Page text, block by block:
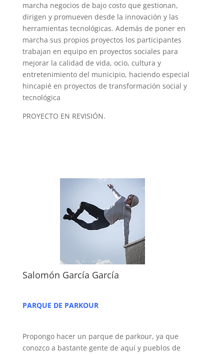
marcha negocios de bajo costo que gestionan,
dirigen y promueven desde la innovación y las
herramientas tecnológicas. Además de poner en
marcha sus propios proyectos los participantes
trabajan en equipo en proyectos sociales para
mejorar la calidad de vida, ocio, cultura y
entretenimiento del municipio, haciendo especial
hincapié en proyectos de transformación social y
tecnológica
PROYECTO EN REVISIÓN.
Salomón García García
PARQUE DE PARKOUR
Propongo hacer un parque de parkour, ya que
conozco a bastante gente de aquí y pueblos de